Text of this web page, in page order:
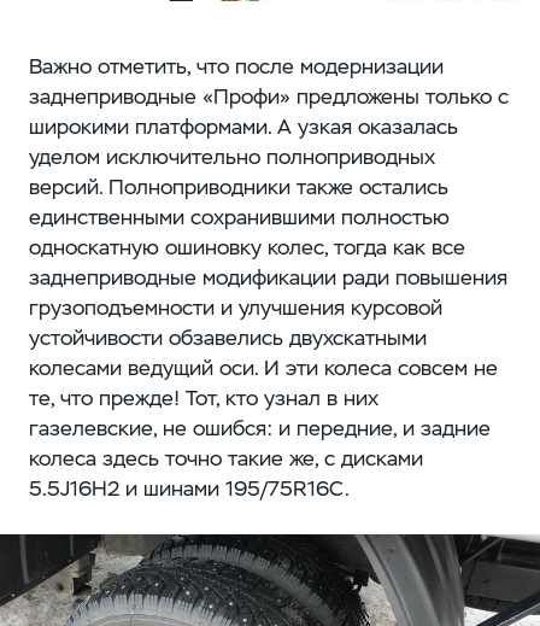
Важно отметить, что после модернизации
заднеприводные «Профи» предложены только с
широкими платформами. А узкая оказалась
уделом исключительно полноприводных
версий. Полноприводники также остались
единственными сохранившими полностью
односкатную ошиновку колес, тогда как все
заднеприводные модификации ради повышения
грузоподъемности и улучшения курсовой
устойчивости обзавелись двухскатными
колесами ведущий оси. И эти колеса совсем не
те, что прежде! Тот, кто узнал в них
газелевские, не ошибся: и передние, и задние
колеса здесь точно такие же, с дисками
5.5J16H2 и шинами 195/75R16C.